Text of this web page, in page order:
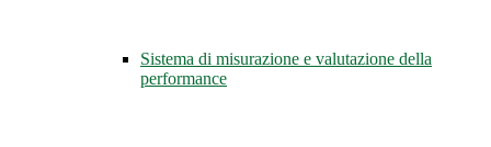
Sistema di misurazione e valutazione della
performance